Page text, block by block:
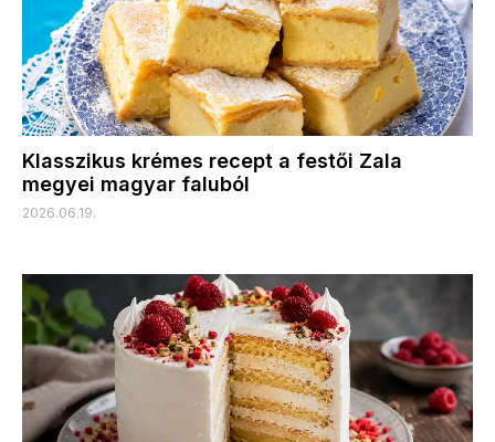
Klasszikus krémes recept a festői Zala
megyei magyar faluból
2026.06.19.